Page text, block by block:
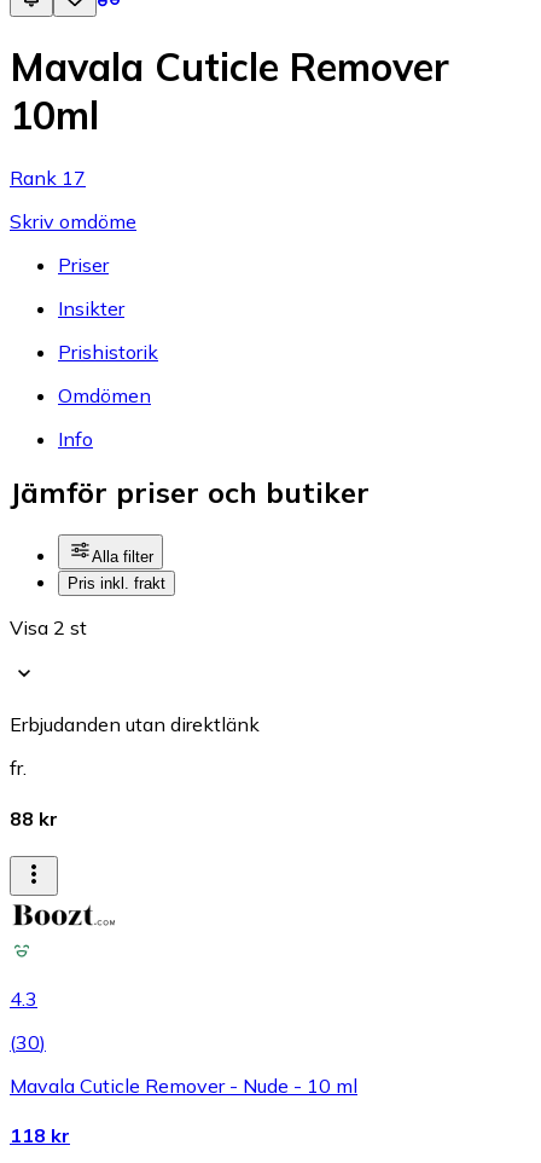
Mavala Cuticle Remover
10ml
Rank 17
Skriv omdöme
Priser
Insikter
Prishistorik
Omdömen
Info
Jämför priser och butiker
Alla filter
Pris inkl. frakt
Visa 2 st
Erbjudanden utan direktlänk
fr.
88 kr
4.3
(30)
Mavala Cuticle Remover - Nude - 10 ml
118 kr